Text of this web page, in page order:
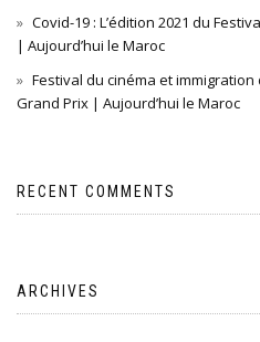
Covid-19 : L’édition 2021 du
| Aujourd’hui le Maroc
Festival du cinéma et immigration
Grand Prix | Aujourd’hui le Maroc
RECENT COMMENTS
ARCHIVES